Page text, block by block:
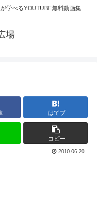
学べるYOUTUBE無料動画集
場
はてブ
コピー
2010.06.20